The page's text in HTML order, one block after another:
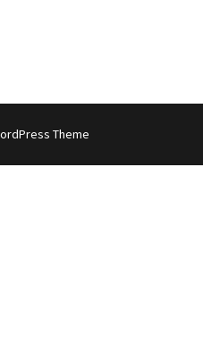
Theme